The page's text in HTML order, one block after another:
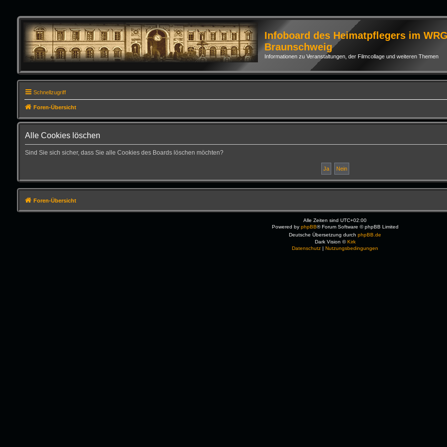
Infoboard des Heimatpflegers im WRG
Braunschweig
Informationen zu Veranstaltungen, der Filmcollage und weiteren Themen
Schnellzugriff
Foren-Übersicht
Alle Cookies löschen
Sind Sie sich sicher, dass Sie alle Cookies des Boards löschen möchten?
Foren-Übersicht
Alle Zeiten sindUTC+02:00
Powered by phpBB® Forum Software © phpBB Limited
Deutsche Übersetzung durchphpBB.de
Dark Vision ©Kirk
Datenschutz |Nutzungsbedingungen